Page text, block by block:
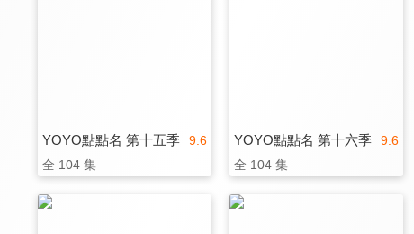
9.6
YOYO點點名 第十五季
全 104 集
9.6
YOYO點點名 第十六季
全 104 集